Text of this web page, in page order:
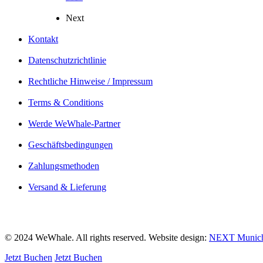
Next
Kontakt
Datenschutzrichtlinie
Rechtliche Hinweise / Impressum
Terms & Conditions
Werde WeWhale-Partner
Geschäftsbedingungen
Zahlungsmethoden
Versand & Lieferung
© 2024 WeWhale. All rights reserved. Website design: NEXT
Jetzt Buchen Jetzt Buchen